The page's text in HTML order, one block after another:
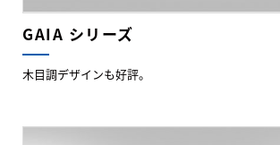
GAIA シリーズ
木目調デザインも好評。